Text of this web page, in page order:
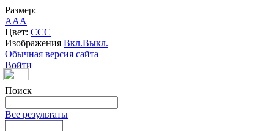
Размер:
AAA
Цвет: CCC
Изображения Вкл.Выкл.
Обычная версия сайта
Войти
Поиск
Все результаты